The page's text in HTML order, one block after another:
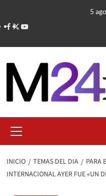
contenido
5
primario
INICIO TEMAS DEL DIA
PARA
INTERNACIONAL AYER FUE «UN